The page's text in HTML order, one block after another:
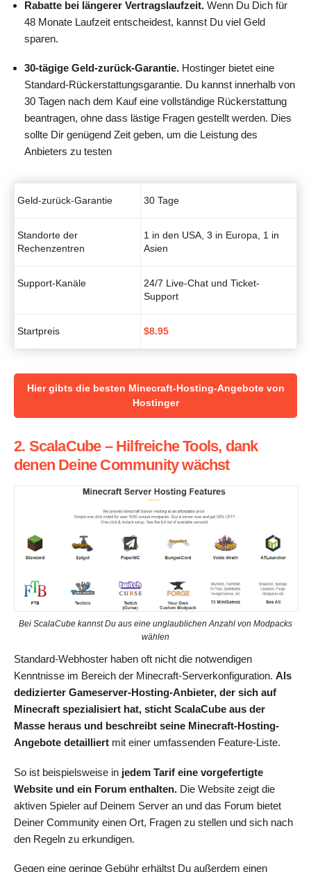
Rabatte bei längerer Vertragslaufzeit. Wenn Du Dich für
48 Monate Laufzeit entscheidest, kannst Du viel Geld
sparen.
30-tägige Geld-zurück-Garantie. Hostinger bietet eine
Standard-Rückerstattungsgarantie. Du kannst innerhalb von
30 Tagen nach dem Kauf eine vollständige Rückerstattung
beantragen, ohne dass lästige Fragen gestellt werden. Dies
sollte Dir genügend Zeit geben, um die Leistung des
Anbieters zu testen
Geld-zurück-Garantie 30 Tage
Standorte der
Rechenzentren
1 in den USA, 3 in Europa, 1 in
Asien
Support-Kanäle
24/7 Live-Chat und Ticket-
Support
Startpreis $8.95
Hier gibts die besten Minecraft-Hosting-Angebote von
Hostinger
2. ScalaCube – Hilfreiche Tools, dank
denen Deine Community wächst
Bei ScalaCube kannst Du aus eine unglaublichen Anzahl von Modpacks
wählen
Standard-Webhoster haben oft nicht die notwendigen
Kenntnisse im Bereich der Minecraft-Serverkonfiguration. Als
dedizierter Gameserver-Hosting-Anbieter, der sich auf
Minecraft spezialisiert hat, sticht ScalaCube aus der
Masse heraus und beschreibt seine Minecraft-Hosting-
Angebote detailliert mit einer umfassenden Feature-Liste.
So ist beispielsweise in jedem Tarif eine vorgefertigte
Website und ein Forum enthalten. Die Website zeigt die
aktiven Spieler auf Deinem Server an und das Forum bietet
Deiner Community einen Ort, Fragen zu stellen und sich nach
den Regeln zu erkundigen.
Gegen eine geringe Gebühr erhältst Du außerdem einen